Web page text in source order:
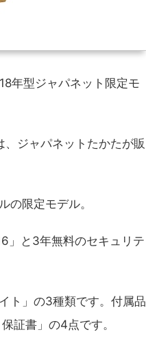
年型ジャパネット限定モ
、ジャパネットたかたが販
の限定モデル。
」と3年無料のセキュリテ
ト」の3種類です。付属品
証書」の4点です。